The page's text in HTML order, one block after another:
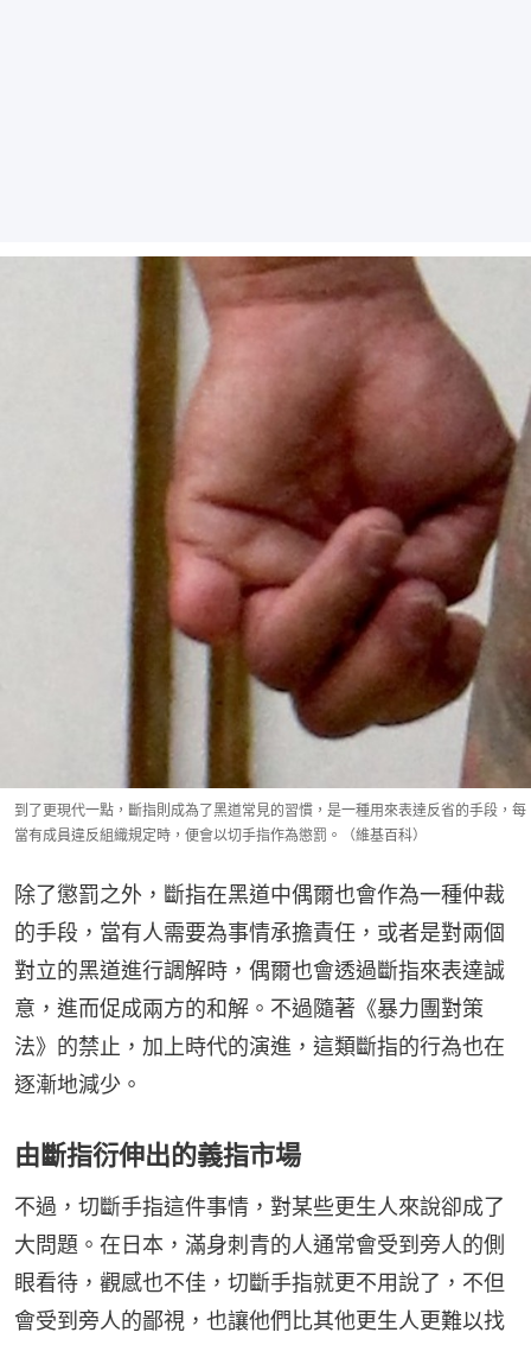
到了更現代一點，斷指則成為了黑道常見的習慣，是一種用來表達反省的手段，每
當有成員違反組織規定時，便會以切手指作為懲罰。（維基百科）
除了懲罰之外，斷指在黑道中偶爾也會作為一種仲裁
的手段，當有人需要為事情承擔責任，或者是對兩個
對立的黑道進行調解時，偶爾也會透過斷指來表達誠
意，進而促成兩方的和解。不過隨著《暴力團對策
法》的禁止，加上時代的演進，這類斷指的行為也在
逐漸地減少。
由斷指衍伸出的義指市場
不過，切斷手指這件事情，對某些更生人來說卻成了
大問題。在日本，滿身刺青的人通常會受到旁人的側
眼看待，觀感也不佳，切斷手指就更不用說了，不但
會受到旁人的鄙視，也讓他們比其他更生人更難以找